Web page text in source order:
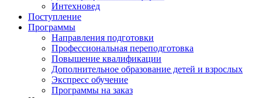
Интехновед
Поступление
Программы
Направления подготовки
Профессиональная переподготовка
Повышение квалификации
Дополнительное образование детей и взрослых
Экспресс обучение
Программы на заказ